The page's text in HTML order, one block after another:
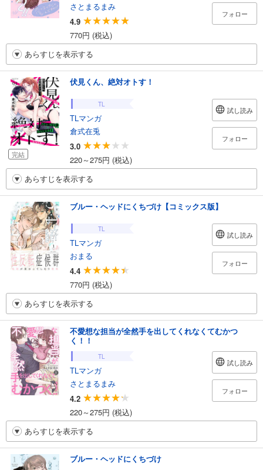
さとまるまみ
4.9
770円 (税込)
フォロー
あらすじを表示する
完結
伏見くん、絶対オトす！
TL
TLマンガ
倉式在兎
3.0
220～275円 (税込)
試し読み
フォロー
あらすじを表示する
ブルー・ヘッドにくちづけ【コミックス版】
TL
TLマンガ
おまる
4.4
770円 (税込)
試し読み
フォロー
あらすじを表示する
不愛想な担当が全然手を出してくれなくてむかつ
く！！
TL
TLマンガ
さとまるまみ
4.2
220～275円 (税込)
試し読み
フォロー
あらすじを表示する
ブルー・ヘッドにくちづけ